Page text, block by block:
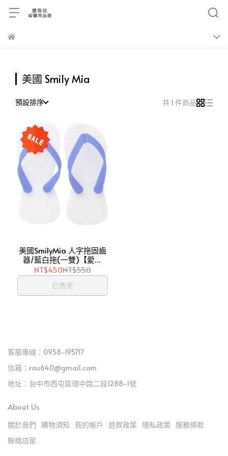
美國 Smily Mia
預設排序 共 1 件商品
美國SmilyMia 人字拖固齒
器/藍白拖(一雙)【愛吾
兒】
NT$450NT$550
已售完
客服專線：0958-195717
信箱：rau640@gmail.com
地址：台中市西屯區環中路二段1288-1號
About Us
關於我們 購物須知 我的帳戶 退款政策 隱私政策 服務條款
聯絡店家